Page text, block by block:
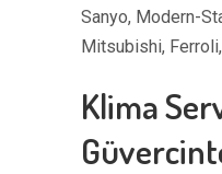
Sanyo, Modern-
Mitsubishi,
Klima